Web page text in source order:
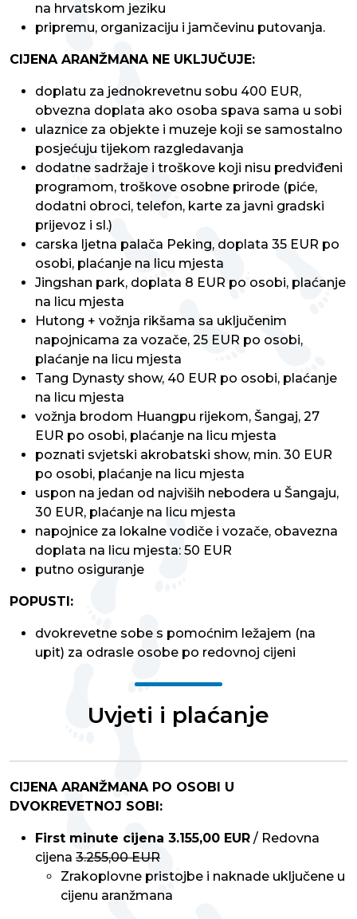
na hrvatskom jeziku
pripremu, organizaciju i jamčevinu putovanja.
CIJENA ARANŽMANA NE UKLJUČUJE:
doplatu za jednokrevetnu sobu 400 EUR,
obvezna doplata ako osoba spava sama u sobi
ulaznice za objekte i muzeje koji se samostalno
posjećuju tijekom razgledavanja
dodatne sadržaje i troškove koji nisu predviđeni
programom, troškove osobne prirode (piće,
dodatni obroci, telefon, karte za javni gradski
prijevoz i sl.)
carska ljetna palača Peking, doplata 35 EUR po
osobi, plaćanje na licu mjesta
Jingshan park, doplata 8 EUR po osobi, plaćanje
na licu mjesta
Hutong + vožnja rikšama sa uključenim
napojnicama za vozače, 25 EUR po osobi,
plaćanje na licu mjesta
Tang Dynasty show, 40 EUR po osobi, plaćanje
na licu mjesta
vožnja brodom Huangpu rijekom, Šangaj, 27
EUR po osobi, plaćanje na licu mjesta
poznati svjetski akrobatski show, min. 30 EUR
po osobi, plaćanje na licu mjesta
uspon na jedan od najviših nebodera u Šangaju,
30 EUR, plaćanje na licu mjesta
napojnice za lokalne vodiče i vozače, obavezna
doplata na licu mjesta: 50 EUR
putno osiguranje
POPUSTI:
dvokrevetne sobe s pomoćnim ležajem (na
upit) za odrasle osobe po redovnoj cijeni
Uvjeti i plaćanje
CIJENA ARANŽMANA PO OSOBI U
DVOKREVETNOJ SOBI:
First minute cijena 3.155,00 EUR / Redovna
cijena 3.255,00 EUR
Zrakoplovne pristojbe i naknade uključene u
cijenu aranžmana